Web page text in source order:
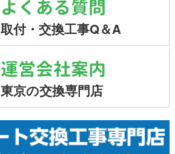
よくある質問
取付・交換工事Q＆A
運営会社案内
東京の交換専門店